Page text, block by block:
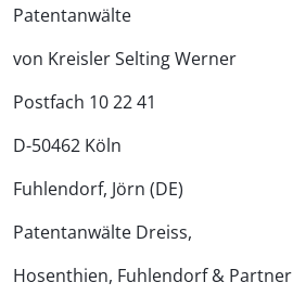
Patentanwälte
von Kreisler Selting Werner
Postfach 10 22 41
D-50462 Köln
Fuhlendorf, Jörn (DE)
Patentanwälte Dreiss,
Hosenthien, Fuhlendorf & Partner